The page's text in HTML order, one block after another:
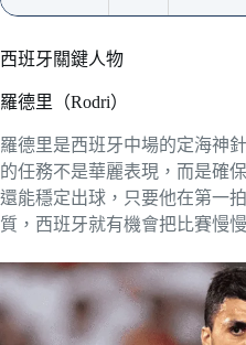
西班牙關鍵人物
羅德里（Rodri）
羅德里是西班牙中場的定海神
的任務不是華麗表現，而是確
還能穩定出球，只要他在第一
質，西班牙就有機會把比賽慢